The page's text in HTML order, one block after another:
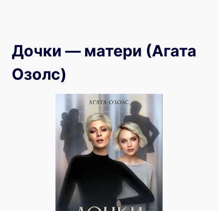
Дочки — матери (Агата
Озолс)